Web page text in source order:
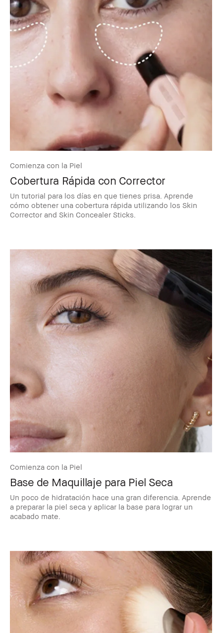
Comienza con la Piel
Cobertura Rápida con Corrector
Un tutorial para los días en que tienes prisa. Aprende
cómo obtener una cobertura rápida utilizando los Skin
Corrector and Skin Concealer Sticks.
Comienza con la Piel
Base de Maquillaje para Piel Seca
Un poco de hidratación hace una gran diferencia. Aprende
a preparar la piel seca y aplicar la base para lograr un
acabado mate.